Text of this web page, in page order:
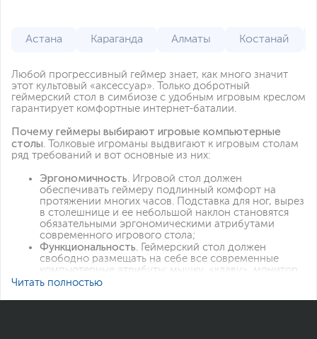
Астана Караганда Алматы Костанай
Любой прогрессивный геймер знает, как много значит
этот культовый «аксессуар». Только добротный
геймерский стол в симбиозе с удобным игровым креслом
гарантирует комфортные интернет-баталии.
Почему геймеры выбирают игровые компьютерные
столы. Толковые игроманы выдвигают к игровым столам
ряд требований и вот основные из них:
Эргономичность. Игровой стол должен
обеспечивать геймеру подлинный комфорт на
протяжении многих часов. Подставка для ног, вырез
в столешнице и ее небольшой наклон становятся
обязательными эргономическими атрибутами
современного игрового стола;
Функциональность. Геймерский стол должен
свободно размещать на себе все современные
компьютерные атрибуты: мышку, «клаву», монитор
с системником и прочие девайсы и апгрейды.
Читать полностью